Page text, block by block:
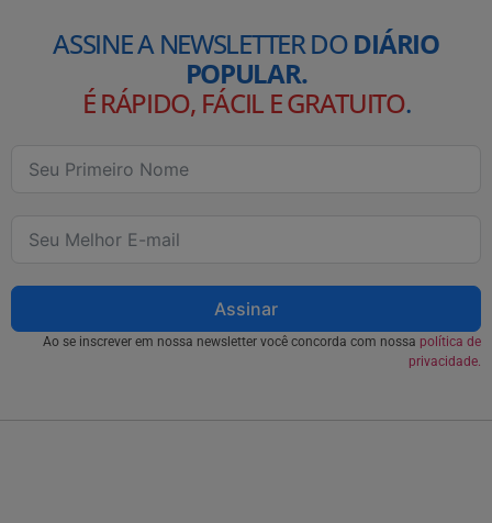
ASSINE A NEWSLETTER DODIÁRIO
POPULAR.
É RÁPIDO, FÁCIL E GRATUITO.
Assinar
Ao se inscrever em nossa newsletter você concorda com nossa política de
privacidade.